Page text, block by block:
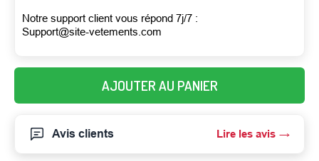
Notre support client vous répond 7j/7 :
Support@site-vetements.com
AJOUTER AU PANIER
Avis clients Lire les avis